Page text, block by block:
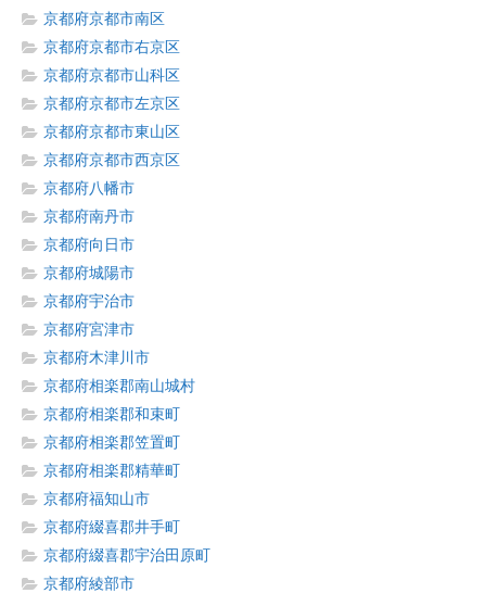
京都府京都市南区
京都府京都市右京区
京都府京都市山科区
京都府京都市左京区
京都府京都市東山区
京都府京都市西京区
京都府八幡市
京都府南丹市
京都府向日市
京都府城陽市
京都府宇治市
京都府宮津市
京都府木津川市
京都府相楽郡南山城村
京都府相楽郡和束町
京都府相楽郡笠置町
京都府相楽郡精華町
京都府福知山市
京都府綴喜郡井手町
京都府綴喜郡宇治田原町
京都府綾部市